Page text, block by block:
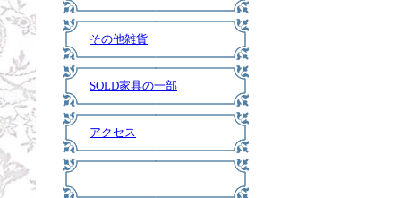
その他雑貨
SOLD家具の一部
アクセス